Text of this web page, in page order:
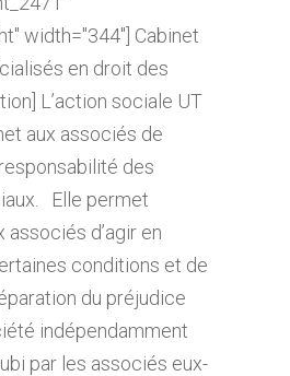
width="344"] Cabinet
en droit des
L’action sociale UT
aux associés de
des
Elle permet
associés d’agir en
conditions et de
du préjudice
indépendamment
par les associés eux-